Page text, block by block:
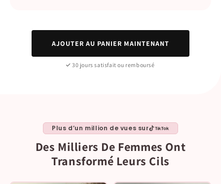
AJOUTER AU PANIER MAINTENANT
30 jours satisfait ou remboursé
Plus d’un million de vues sur
Des Milliers De Femmes Ont
Transformé Leurs Cils